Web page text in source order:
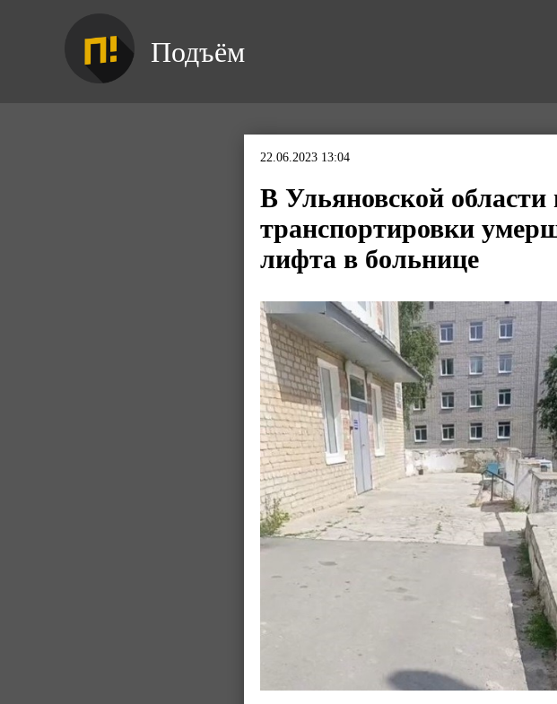
Подъём
22.06.2023 13:04
В Ульяновской
транспортировки
лифта в больнице